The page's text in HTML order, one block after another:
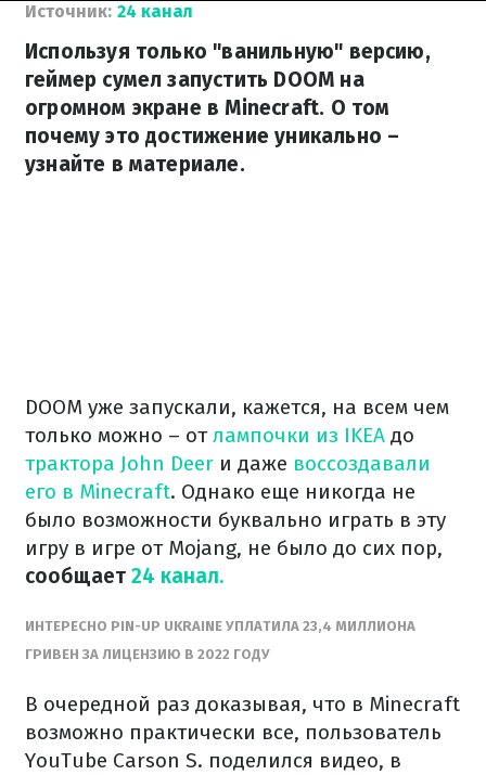
Источник: 24 канал
Используя только "ванильную" версию,
геймер сумел запустить DOOM на
огромном экране в Minecraft. О том
почему это достижение уникально –
узнайте в материале.
DOOM уже запускали, кажется, на всем чем
только можно – отлампочки из IKEA до
трактора John Deer и даже воссоздавали
его в Minecraft. Однако еще никогда не
было возможности буквально играть в эту
игру в игре от Mojang, не было до сих пор,
сообщает 24 канал.
ИНТЕРЕСНО PIN-UP UKRAINE УПЛАТИЛА 23,4 МИЛЛИОНА
ГРИВЕН ЗА ЛИЦЕНЗИЮ В 2022 ГОДУ
В очередной раз доказывая, что в Minecraft
возможно практически все, пользователь
YouTube Carson S. поделился видео, в